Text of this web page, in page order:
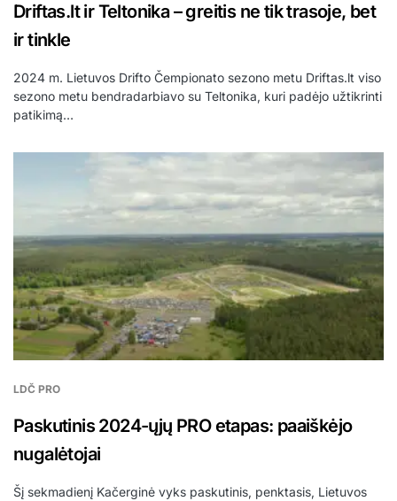
Driftas.lt ir Teltonika – greitis ne tik trasoje, bet
ir tinkle
2024 m. Lietuvos Drifto Čempionato sezono metu Driftas.lt viso
sezono metu bendradarbiavo su Teltonika, kuri padėjo užtikrinti
patikimą…
LDČ PRO
Paskutinis 2024-ųjų PRO etapas: paaiškėjo
nugalėtojai
Šį sekmadienį Kačerginė vyks paskutinis, penktasis, Lietuvos